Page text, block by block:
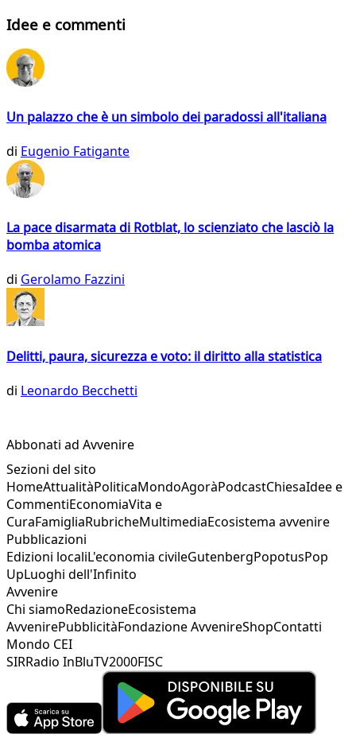
Idee e commenti
Un palazzo che è un simbolo dei paradossi all'italiana
di Eugenio Fatigante
La pace disarmata di Rotblat, lo scienziato che lasciò la
bomba atomica
di Gerolamo Fazzini
Delitti, paura, sicurezza e voto: il diritto alla statistica
di Leonardo Becchetti
Abbonati ad Avvenire
Sezioni del sito
HomeAttualitàPoliticaMondoAgoràPodcastChiesaIdee e
CommentiEconomiaVita e
CuraFamigliaRubricheMultimediaEcosistema avvenire
Pubblicazioni
Edizioni localiL'economia civileGutenbergPopotusPop
UpLuoghi dell'Infinito
Avvenire
Chi siamoRedazioneEcosistema
AvvenirePubblicitàFondazione AvvenireShopContatti
Mondo CEI
SIRRadio InBluTV2000FISC